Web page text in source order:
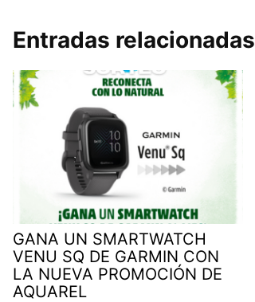
Entradas relacionadas
GANA UN SMARTWATCH
VENU SQ DE GARMIN CON
LA NUEVA PROMOCIÓN DE
AQUAREL